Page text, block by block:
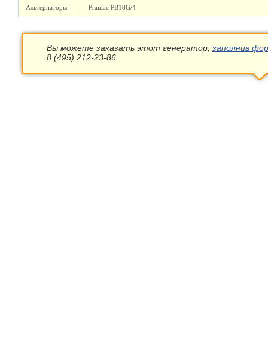
Альтернаторы Pramac PB18G/4
Вы можете заказать этот генератор, заполнив
8 (495) 212-23-86